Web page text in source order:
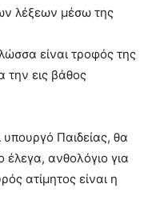
λέξεων μέσω της
είναι τροφός της
την εις βάθος
Παιδείας, θα
ανθολόγιο για
ατίμητος είναι η